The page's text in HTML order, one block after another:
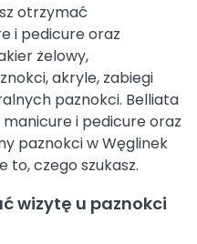
otrzymać
i pedicure oraz
żelowy,
akryle, zabiegi
paznokci. Belliata
manicure i pedicure oraz
paznokci w Węglinek
to, czego szukasz.
wizytę u paznokci